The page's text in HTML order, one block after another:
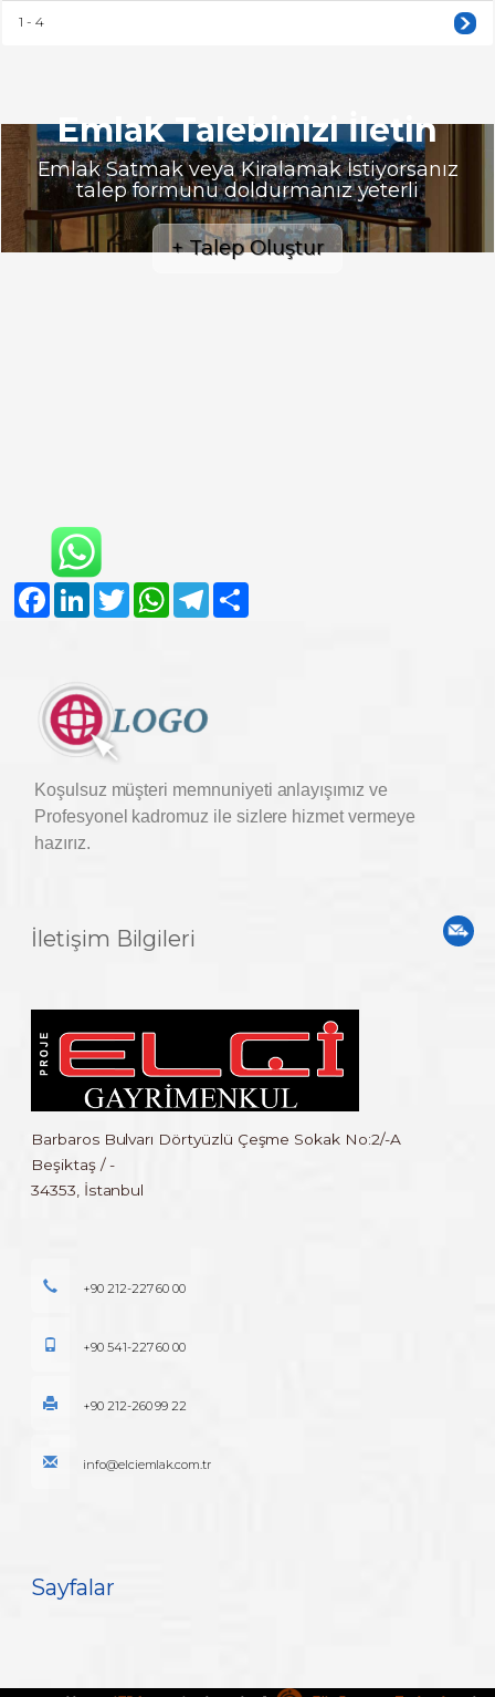
1 - 4
Emlak Talebinizi İletin
Emlak Satmak veya Kiralamak İstiyorsanız
talep formunu doldurmanız yeterli
+ Talep Oluştur
Koşulsuz müşteri memnuniyeti anlayışımız ve
Profesyonel kadromuz ile sizlere hizmet vermeye
hazırız.
İletişim Bilgileri
Barbaros Bulvarı Dörtyüzlü Çeşme Sokak No:2/-A
Beşiktaş / -
34353, İstanbul
+90 212-227 60 00
+90 541-227 60 00
+90 212-260 99 22
info@elciemlak.com.tr
Sayfalar
FacebookLinkedInTwitter WhatsAppTelegram